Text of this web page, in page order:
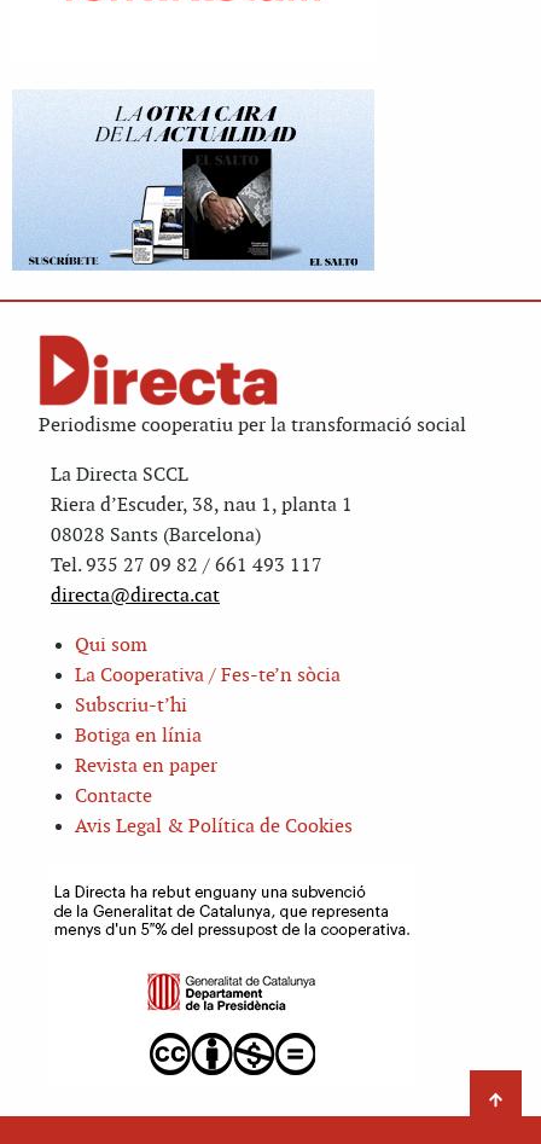
Periodisme cooperatiu per la transformació social
La Directa SCCL
Riera d’Escuder, 38, nau 1, planta 1
08028 Sants (Barcelona)
Tel. 935 27 09 82 / 661 493 117
directa@directa.cat
Qui som
La Cooperativa / Fes-te’n sòcia
Subscriu-t’hi
Botiga en línia
Revista en paper
Contacte
Avis Legal & Política de Cookies